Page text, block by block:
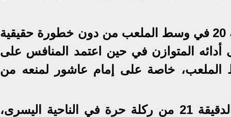
انحصر اللعب في معظمة حتى الدقيقة 20 في وسط الملعب من دون خطورة حقيقية
المتوازن في حين اعتمد المنافس على
خاصة على إمام عاشور لمنعه من
أول فرصة حقيقية لاحت للأهلي في الدقيقة 21 من ركلة حرة في الناحية اليسرى،